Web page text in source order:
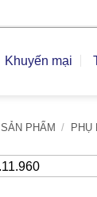
Khuyến mại
SẢN PHẨM / PHỤ